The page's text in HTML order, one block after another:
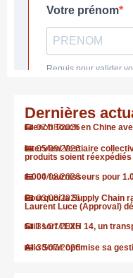
Dernières
07/08/2026
French Touch en Chine
05/08/2026
Interview Vestiaire
produits soient réexpédiés
04/08/2026
1.000 fournisseurs pour
03/08/2026
Pourquoi la Supply Chain
Laurent Luce (Approval)
31/07/2026
Still sort l’EXH 14, un
30/07/2026
Allo Solar optimise sa